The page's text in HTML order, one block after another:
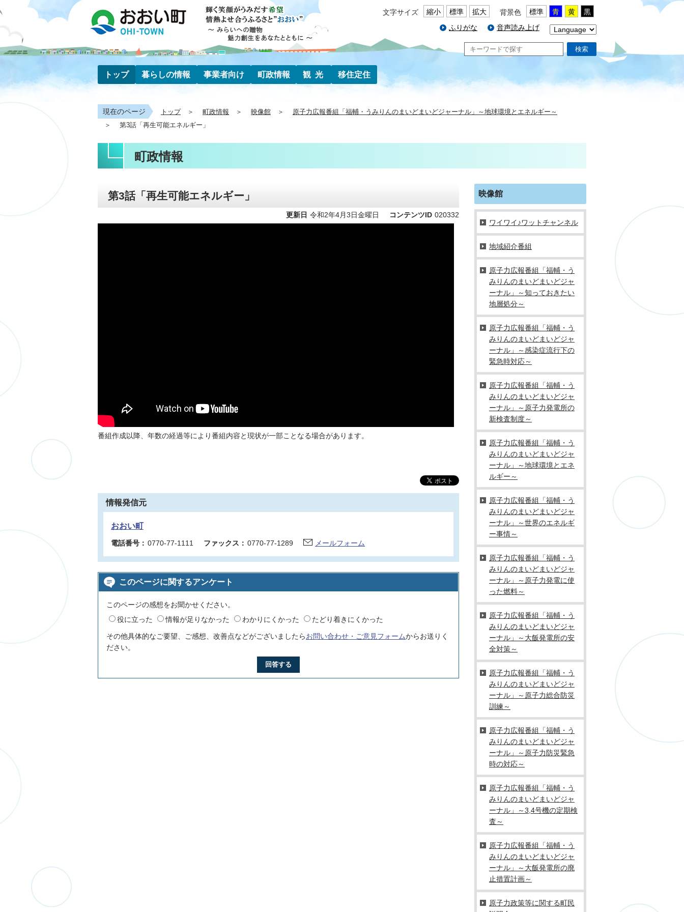
文字サイズ 縮小 標準 拡大 背景色 標準 青 黄
黒
ふりがな
音声読み上げ
検索
トップ 暮らしの情報 事業者向け 町政情報 観光 移住定住
現在のページ トップ 町政情報 映像館
原子力広報番組「福輔・うみりんのまいどまいどジャーナル」～地球環境とエネルギー～
第3話「再生可能エネルギー」
町政情報
第3話「再生可能エネルギー」
更新日 令和2年4月3日金曜日 コンテンツID 020332
番組作成以降、年数の経過等により番組内容と現状が一部ことなる場合があります。
情報発信元
おおい町
電話番号： 0770-77-1111 ファックス： 0770-77-1289 メールフォーム
このページに関するアンケート
このページの感想をお聞かせください。
役に立った
情報が足りなかった わかりにくかった たどり着きにくかった
その他具体的なご要望、ご感想、改善点などがございましたらお問い合わせ・ご意見フォームからお送りく
ださい。
回答する
映像館
ワイワイ♪ワットチャンネル
地域紹介番組
原子力広報番組「福輔・う
みりんのまいどまいどジャ
ーナル」～知っておきたい
地層処分～
原子力広報番組「福輔・う
みりんのまいどまいどジャ
ーナル」～感染症流行下の
緊急時対応～
原子力広報番組「福輔・う
みりんのまいどまいどジャ
ーナル」～原子力発電所の
新検査制度～
原子力広報番組「福輔・う
みりんのまいどまいどジャ
ーナル」～地球環境とエネ
ルギー～
原子力広報番組「福輔・う
みりんのまいどまいどジャ
ーナル」～世界のエネルギ
ー事情～
原子力広報番組「福輔・う
みりんのまいどまいどジャ
ーナル」～原子力発電に使
った燃料～
原子力広報番組「福輔・う
みりんのまいどまいどジャ
ーナル」～大飯発電所の安
全対策～
原子力広報番組「福輔・う
みりんのまいどまいどジャ
ーナル」～原子力総合防災
訓練～
原子力広報番組「福輔・う
みりんのまいどまいどジャ
ーナル」～原子力防災緊急
時の対応～
原子力広報番組「福輔・う
みりんのまいどまいどジャ
ーナル」～3,4号機の定期検
査～
原子力広報番組「福輔・う
みりんのまいどまいどジャ
ーナル」～大飯発電所の廃
止措置計画～
原子力政策等に関する町民